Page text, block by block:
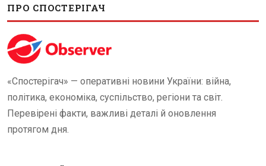
ПРО СПОСТЕРІГАЧ
«Спостерігач» — оперативні новини України: війна,
політика, економіка, суспільство, регіони та світ.
Перевірені факти, важливі деталі й оновлення
протягом дня.